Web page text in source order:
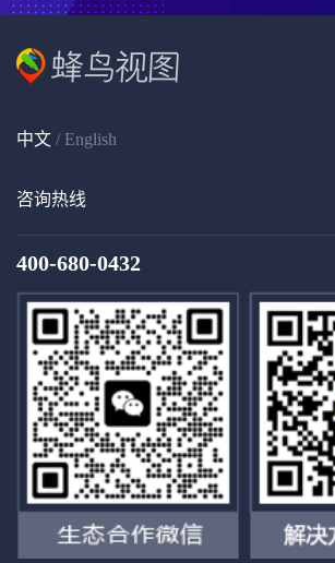
中文 / English
咨询热线
400-680-0432